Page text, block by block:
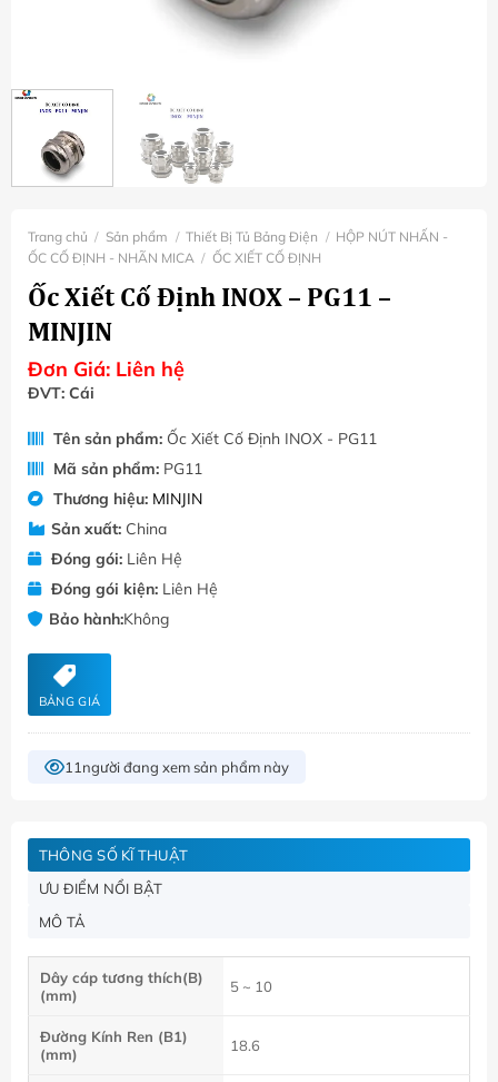
Trang chủ / Sản phẩm / Thiết Bị Tủ Bảng Điện / HỘP NÚT NHẤN -
ỐC CỐ ĐỊNH - NHÃN MICA / ỐC XIẾT CỐ ĐỊNH
Ốc Xiết Cố Định INOX – PG11 –
MINJIN
Đơn Giá: Liên hệ
ĐVT: Cái
Tên sản phẩm:Ốc Xiết Cố Định INOX - PG11
Mã sản phẩm:PG11
Thương hiệu: MINJIN
Sản xuất:China
Đóng gói:Liên Hệ
Đóng gói kiện:Liên Hệ
Bảo hành:Không
BẢNG GIÁ
11 người đang xem sản phẩm này
THÔNG SỐ KĨ THUẬT
ƯU ĐIỂM NỔI BẬT
MÔ TẢ
Dây cáp tương thích(B)
(mm)
5 ~ 10
Đường Kính Ren (B1)
(mm)
18.6